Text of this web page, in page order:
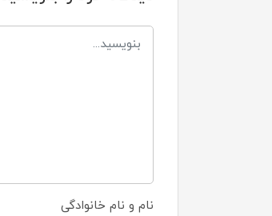
نام و نام خانوادگی